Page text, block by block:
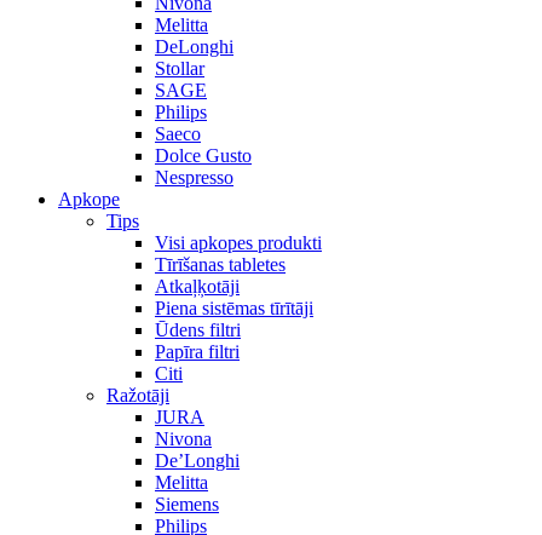
Melitta
DeLonghi
Stollar
SAGE
Philips
Saeco
Dolce Gusto
Nespresso
Apkope
Tips
Visi apkopes produkti
Tīrīšanas tabletes
Atkaļķotāji
Piena sistēmas tīrītāji
Ūdens filtri
Papīra filtri
Citi
Ražotāji
JURA
Nivona
De’Longhi
Melitta
Siemens
Philips